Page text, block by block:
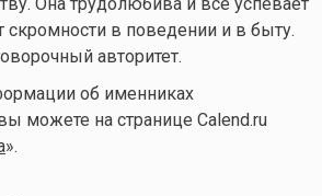
скромности в поведении и в быту.
авторитет.
об именниках
можете на странице Calend.ru
».